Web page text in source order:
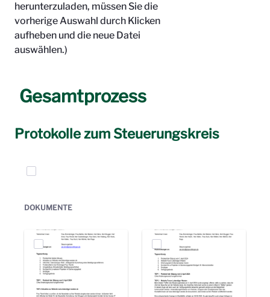
herunterzuladen, müssen Sie die
vorherige Auswahl durch Klicken
aufheben und die neue Datei
auswählen.)
Gesamtprozess
Protokolle zum Steuerungskreis
Elemente auswählen
DOKUMENTE